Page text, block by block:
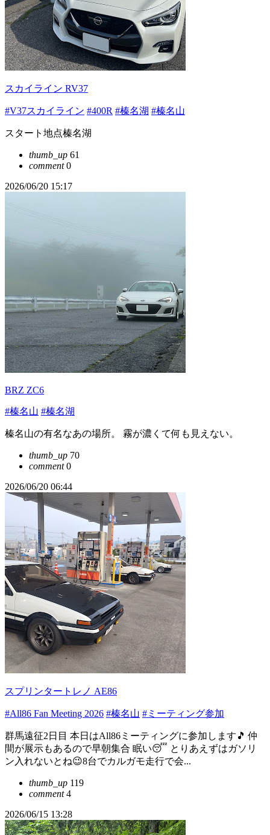
スカイライン RV37
#V37スカイライン #400R #榛名湖 #榛名山
スタート地点榛名湖
thumb_up 61
comment0
2026/06/20 15:17
BRZ ZC6
#榛名山 #榛名湖
榛名山の有名なあの場所。 霧が濃くて何も見えない。
thumb_up 70
comment0
2026/06/20 06:44
スプリンタートレノ AE86
#All86 Fan Meeting 2026 #榛名山 #ミーティング参加
群馬遠征2日目 本日はAll86ミーティングに参加します🎵 仲
間が展示もあるので早朝集合 眠い😴 とりあえずはガソリ
ン入れないとね😉8台でカルガモ走行で会...
thumb_up 119
comment4
2026/06/15 13:28